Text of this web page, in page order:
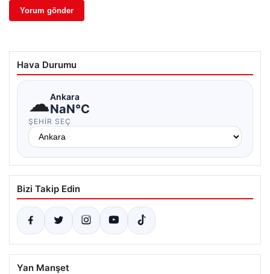
Hava Durumu
☁Ankara
NaN°C
ŞEHIR SEÇ
Bizi Takip Edin
Yan Manşet